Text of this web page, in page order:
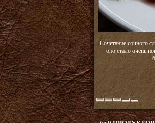
Сочетание сочного
оно стало очень